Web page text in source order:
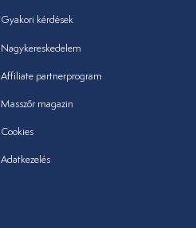
Gyakori kérdések
Nagykereskedelem
Affiliate partnerprogram
Masszőr magazin
Cookies
Adatkezelés